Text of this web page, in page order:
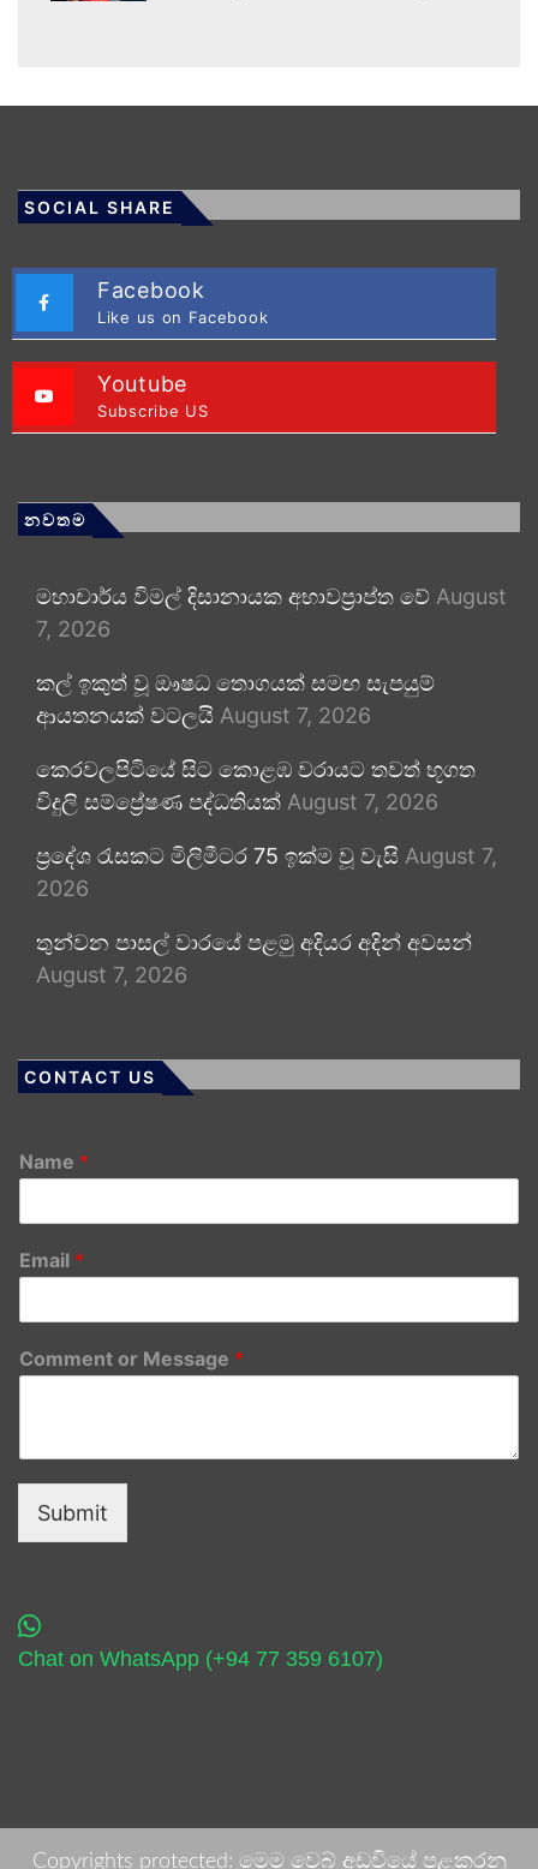
SOCIAL SHARE
Facebook
Like us on Facebook
Youtube
Subscribe US
නවතම
මහාචාර්ය විමල් දිසානායක අභාවප්‍රාප්ත වේ August
7, 2026
කල් ඉකුත් වූ ඖෂධ තොගයක් සමඟ සැපයුම්
ආයතනයක් වටලයි August 7, 2026
කෙරවලපිටියේ සිට කොළඹ වරායට තවත් භූගත
විදුලි සම්ප්‍රේෂණ පද්ධතියක් August 7, 2026
ප්‍රදේශ රැසකට මිලිමීටර 75 ඉක්ම වූ වැසි August 7,
2026
තුන්වන පාසල් වාරයේ පළමු අදියර අදින් අවසන්
August 7, 2026
CONTACT US
Name *
Email *
Comment or Message *
Submit
Chat on WhatsApp (+94 77 359 6107)
Copyrights protected: මෙම වෙබ් අඩවියේ පළකරනු